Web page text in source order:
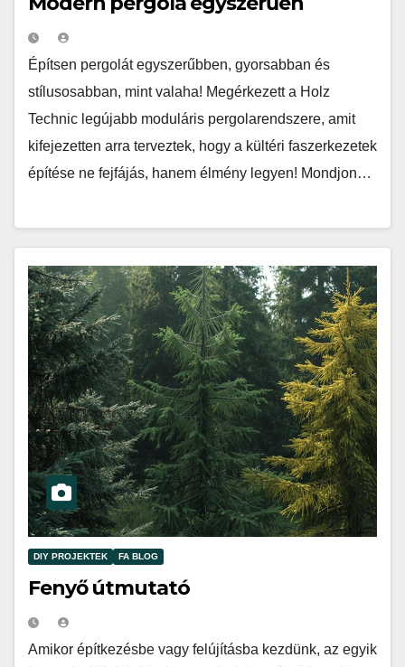
Építsen pergolát egyszerűbben, gyorsabban és
stílusosabban, mint valaha! Megérkezett a Holz
Technic legújabb moduláris pergolarendszere, amit
kifejezetten arra terveztek, hogy a kültéri faszerkezetek
építése ne fejfájás, hanem élmény legyen! Mondjon…
DIY PROJEKTEK FA BLOG
Fenyő útmutató
Amikor építkezésbe vagy felújításba kezdünk, az egyik